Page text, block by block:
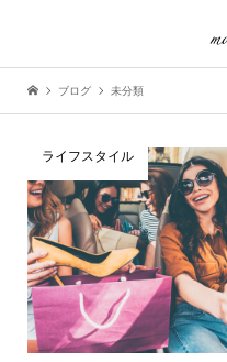
ブログ 未分類
ライフスタイル